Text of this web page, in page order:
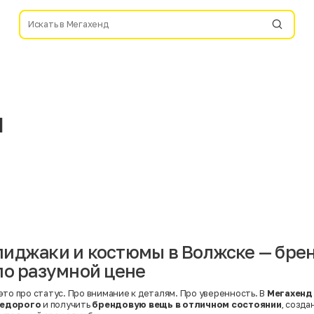
и костюмы в Волжске —
разумной цене
про статус. Про внимание к деталям. Про уверенность. В Мегахенд
и получить брендовую вещь в отличном состоянии ,